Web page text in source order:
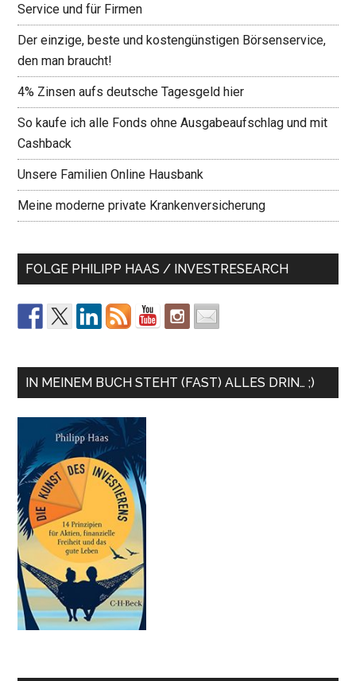
Service und für Firmen
Der einzige, beste und kostengünstigen Börsenservice,
den man braucht!
4% Zinsen aufs deutsche Tagesgeld hier
So kaufe ich alle Fonds ohne Ausgabeaufschlag und mit
Cashback
Unsere Familien Online Hausbank
Meine moderne private Krankenversicherung
FOLGE PHILIPP HAAS / INVESTRESEARCH
IN MEINEM BUCH STEHT (FAST) ALLES DRIN… ;)